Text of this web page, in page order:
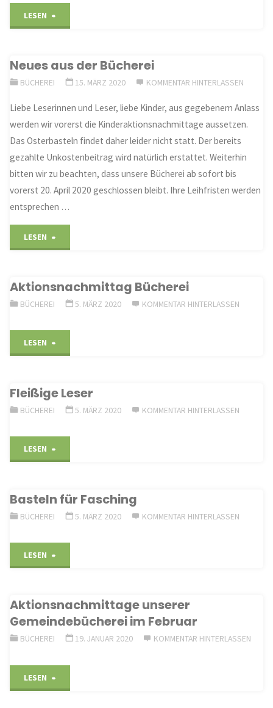
LESEN
unserer
Neues aus der Bücherei
BÜCHEREI 15. MÄRZ 2020 KOMMENTAR HINTERLASSEN
Liebe Leserinnen und Leser, liebe Kinder, aus gegebenem Anlass
werden wir vorerst die Kinderaktionsnachmittage aussetzen.
Das Osterbasteln findet daher leider nicht statt. Der bereits
gezahlte Unkostenbeitrag wird natürlich erstattet. Weiterhin
bitten wir zu beachten, dass unsere Bücherei ab sofort bis
vorerst 20. April 2020 geschlossen bleibt. Ihre Leihfristen werden
entsprechen …
LESEN
der
Aktionsnachmittag Bücherei
BÜCHEREI 5. MÄRZ 2020 KOMMENTAR HINTERLASSEN
LESEN
Fleißige Leser
BÜCHEREI 5. MÄRZ 2020 KOMMENTAR HINTERLASSEN
LESEN
Basteln für Fasching
BÜCHEREI 5. MÄRZ 2020 KOMMENTAR HINTERLASSEN
LESEN
Fasching"
Aktionsnachmittage unserer
Gemeindebücherei im Februar
BÜCHEREI 19. JANUAR 2020 KOMMENTAR HINTERLASSEN
LESEN